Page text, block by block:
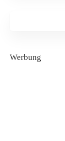
Werbung